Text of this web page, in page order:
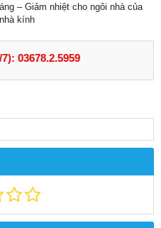
– Giảm nhiệt cho ngôi nhà của
kính
03678.2.5959